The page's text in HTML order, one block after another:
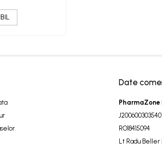
Date
PharmaZone
RO18415094
Lt Radu Beller